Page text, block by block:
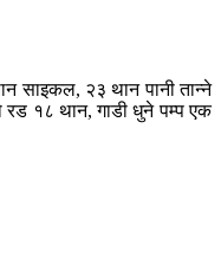
साइकल, २३ थान पानी तान्ने
रड १८ थान, गाडी धुने पम्प एक